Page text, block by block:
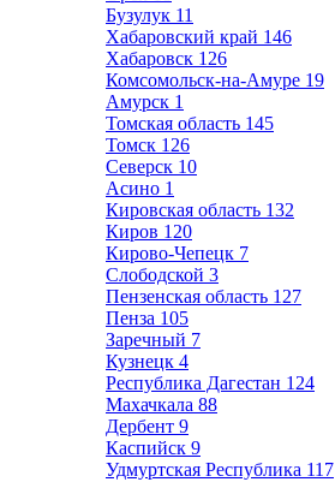
Бузулук 11
Хабаровский край 146
Хабаровск 126
Комсомольск-на-Амуре 19
Амурск 1
Томская область 145
Томск 126
Северск 10
Асино 1
Кировская область 132
Киров 120
Кирово-Чепецк 7
Слободской 3
Пензенская область 127
Пенза 105
Заречный 7
Кузнецк 4
Республика Дагестан 124
Махачкала 88
Дербент 9
Каспийск 9
Удмуртская Республика 117